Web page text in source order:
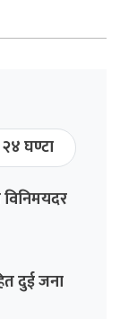
२४ घण्टा
दुई जना